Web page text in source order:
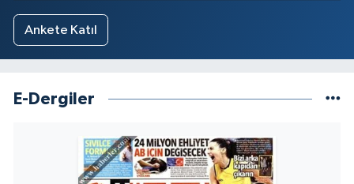
Ankete Katıl
E-Dergiler